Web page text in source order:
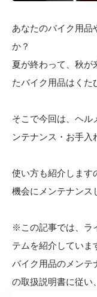
あなたのバイク用
か？
夏が終わって、秋
たバイク用品はくた
そこで今回は、ヘル
ンテナンス・お手入
使い方も紹介します
機会にメンテナンス
※この記事では、ラ
テムを紹介していま
バイク用品のメンテ
の取扱説明書に従い